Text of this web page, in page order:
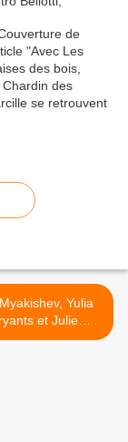
Yulia
et Julie
lauréats 2020